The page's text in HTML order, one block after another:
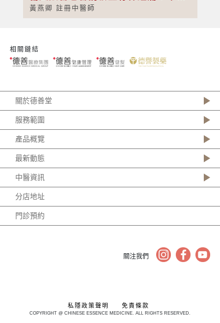
黃燕卿 註冊中醫師
相關鏈結
關於德善堂
服務範圍
產品概覽
最新動態
中醫資訊
分店地址
門診預約
關注我們
私隱政策聲明 免責條款
COPYRIGHT @ CHINESE ESSENCE MEDICINE. ALL RIGHTS RESERVED.